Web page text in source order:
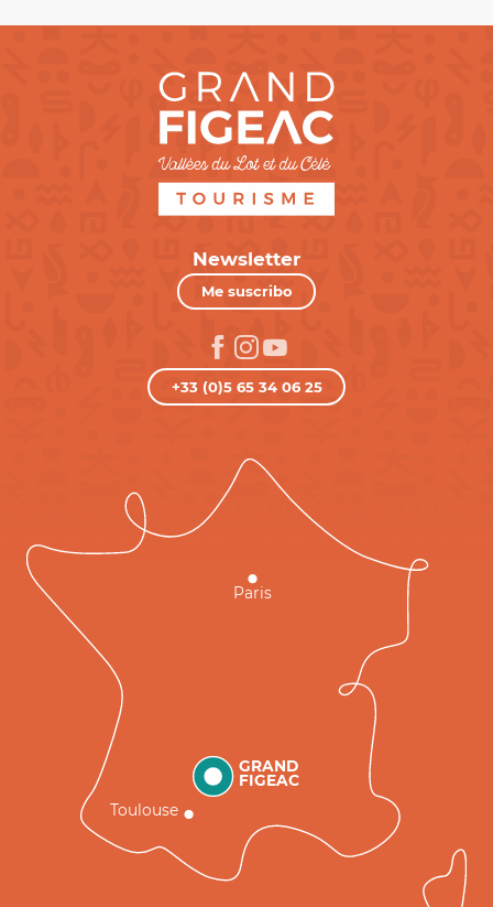
Newsletter
Me suscribo
+33 (0)5 65 34 06 25
GRAND
FIGEAC
Toulouse
Paris